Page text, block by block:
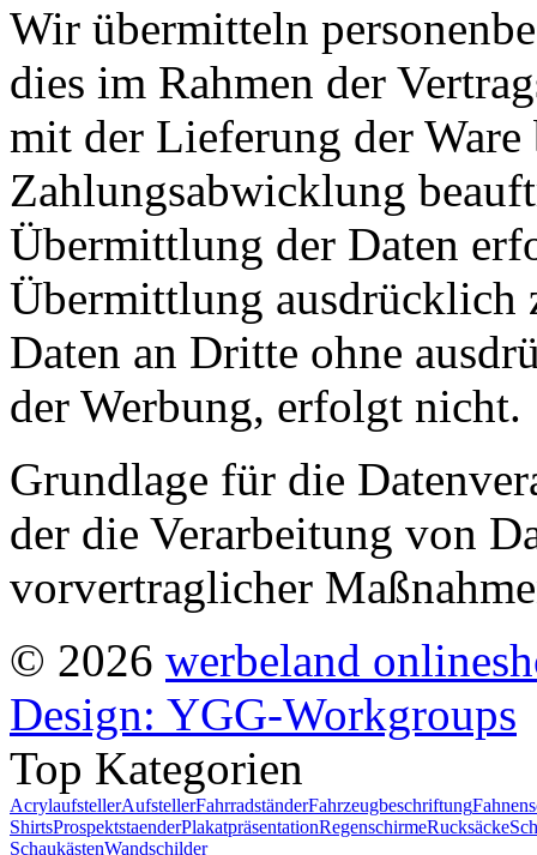
Wir übermitteln
dies im Rahmen der
mit der Lieferung der Ware
Zahlungsabwicklung
Übermittlung der Daten
Übermittlung ausdrücklich
Daten an Dritte ohne
der Werbung, erfolgt nicht.
Grundlage für die
der die Verarbeitung von
vorvertraglicher
© 2026 werbeland
Design: YGG-Workgroups
Top Kategorien
AcrylaufstellerAufstellerFahrradständerFahrzeugbeschriftung
ShirtsProspektstaenderPlakatpräsentationRegenschirmeRucksäcke
SchaukästenWandschilder